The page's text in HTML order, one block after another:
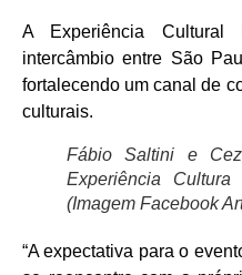
A Experiência Cultural
intercâmbio entre São
fortalecendo um canal de
culturais.
Fábio Saltini e
Experiência
(Imagem Facebook
“A expectativa para o